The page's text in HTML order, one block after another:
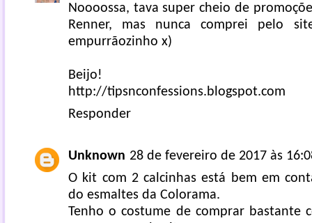
Noooossa, tava super cheio de
Renner, mas nunca comprei pelo
empurrãozinho x)
Beijo!
http://tipsnconfessions.blogspot.com
Responder
Unknown 28 de fevereiro de 2017 às
O kit com 2 calcinhas está bem em
do esmaltes da Colorama.
Tenho o costume de comprar bastante